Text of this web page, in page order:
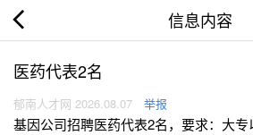
信息内容
医药代表2名
郁南人才网 2026.08.07 举报
基因公司招聘医药代表2名，要求：大